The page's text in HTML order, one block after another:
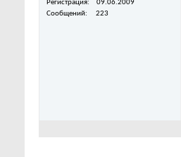
Регистрация
09.06.2009
Сообщений
223